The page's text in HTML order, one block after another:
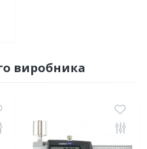
виробника